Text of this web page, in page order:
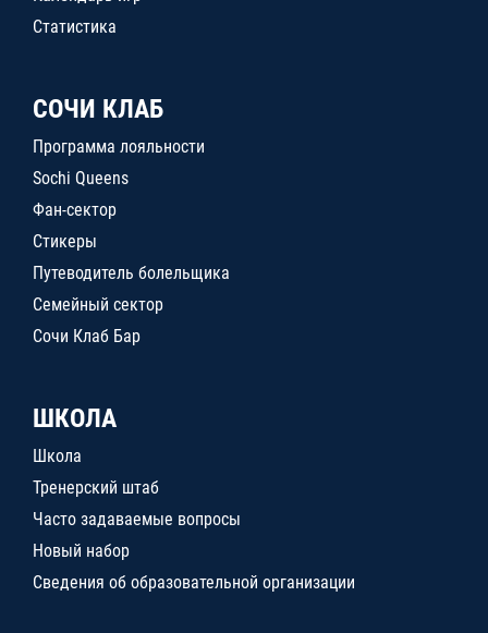
Статистика
СОЧИ КЛАБ
Программа лояльности
Sochi Queens
Фан-сектор
Стикеры
Путеводитель болельщика
Семейный сектор
Сочи Клаб Бар
ШКОЛА
Школа
Тренерский штаб
Часто задаваемые вопросы
Новый набор
Сведения об образовательной организации